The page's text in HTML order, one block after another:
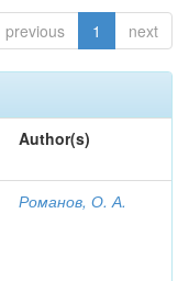
previous 1 next
Author(s)
Романов, О. А.